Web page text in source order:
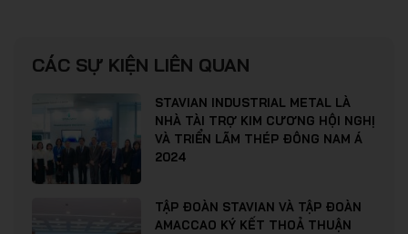
CÁC SỰ KIỆN LIÊN QUAN
STAVIAN INDUSTRIAL METAL LÀ
NHÀ TÀI TRỢ KIM CƯƠNG HỘI NGHỊ
VÀ TRIỂN LÃM THÉP ĐÔNG NAM Á
2024
TẬP ĐOÀN STAVIAN VÀ TẬP ĐOÀN
AMACCAO KÝ KẾT THOẢ THUẬN